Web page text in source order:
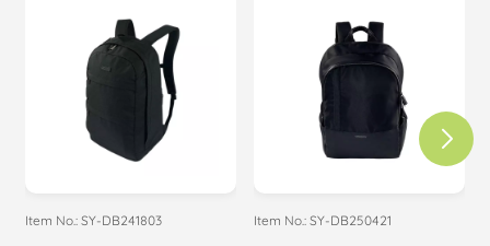
Item No.: SY-DB241803 Item No.: SY-DB250421